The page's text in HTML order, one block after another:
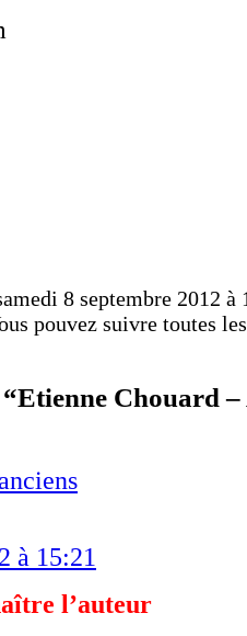
8 septembre 2012 à
pouvez suivre toutes
Chouard
à 15:21
l’auteur